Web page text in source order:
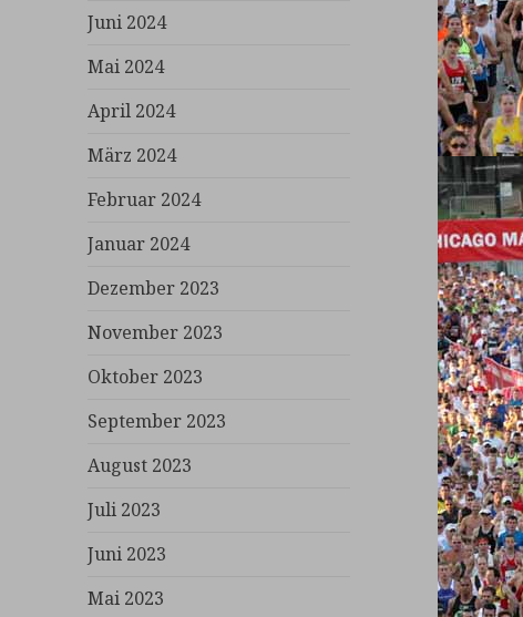
Juni 2024
Mai 2024
April 2024
März 2024
Februar 2024
Januar 2024
Dezember 2023
November 2023
Oktober 2023
September 2023
August 2023
Juli 2023
Juni 2023
Mai 2023